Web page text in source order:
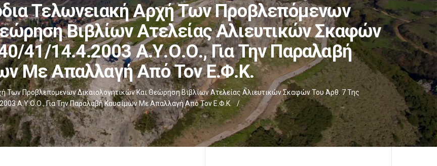
Τελωνειακή Αρχή Των Προβλεπόμενων
Βιβλίων Ατελείας Αλιευτικών Σκαφών
41/14.4.2003 Α.Υ.Ο.Ο., Για Την Παραλαβή
Με Απαλλαγή Από Τον Ε.Φ.Κ.
Των Προβλεπόμενων Δικαιολογητικών Και Θεώρηση Βιβλίων Ατελείας Αλιευτικών Σκαφών Του Άρθ. 7 Της
Α.Υ.Ο.Ο., Για Την Παραλαβή Καυσίμων Με Απαλλαγή Από Τον Ε.Φ.Κ.
/